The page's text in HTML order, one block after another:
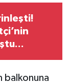
balkonuna